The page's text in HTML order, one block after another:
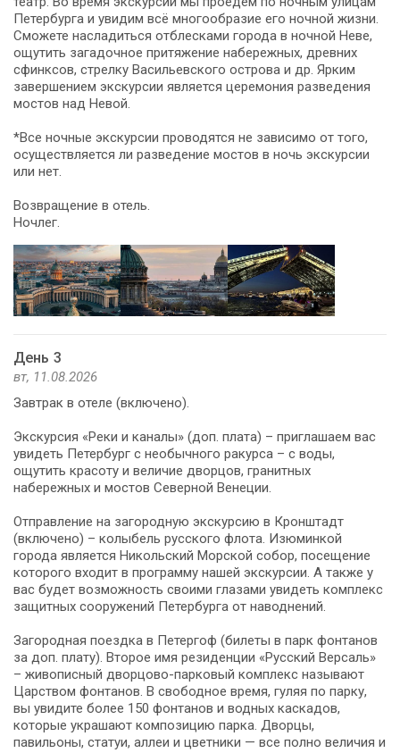
Петербурга и увидим всё многообразие его ночной жизни.
Сможете насладиться отблесками города в ночной Неве,
ощутить загадочное притяжение набережных, древних
сфинксов, стрелку Васильевского острова и др. Ярким
завершением экскурсии является церемония разведения
мостов над Невой.
*Все ночные экскурсии проводятся не зависимо от того,
осуществляется ли разведение мостов в ночь экскурсии
или нет.
Возвращение в отель.
Ночлег.
День 3
вт, 11.08.2026
Завтрак в отеле (включено).
Экскурсия «Реки и каналы» (доп. плата) – приглашаем вас
увидеть Петербург с необычного ракурса – с воды,
ощутить красоту и величие дворцов, гранитных
набережных и мостов Северной Венеции.
Отправление на загородную экскурсию в Кронштадт
(включено) – колыбель русского флота. Изюминкой
города является Никольский Морской собор, посещение
которого входит в программу нашей экскурсии. А также у
вас будет возможность своими глазами увидеть комплекс
защитных сооружений Петербурга от наводнений.
Загородная поездка в Петергоф (билеты в парк фонтанов
за доп. плату). Второе имя резиденции «Русский Версаль»
– живописный дворцово-парковый комплекс называют
Царством фонтанов. В свободное время, гуляя по парку,
вы увидите более 150 фонтанов и водных каскадов,
которые украшают композицию парка. Дворцы,
павильоны, статуи, аллеи и цветники — все полно величия и